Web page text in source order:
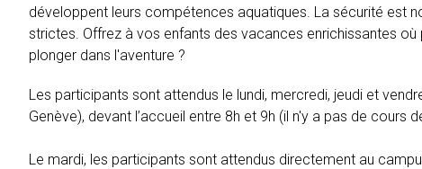
développent leurs compétences aquatiques. La sécurité est
strictes. Offrez à vos enfants des vacances enrichissantes
plonger dans l'aventure ?
Les participants sont attendus le lundi, mercredi, jeudi et
Genève), devant l’accueil entre 8h et 9h (il n'y a pas de cours
Le mardi, les participants sont attendus directement au